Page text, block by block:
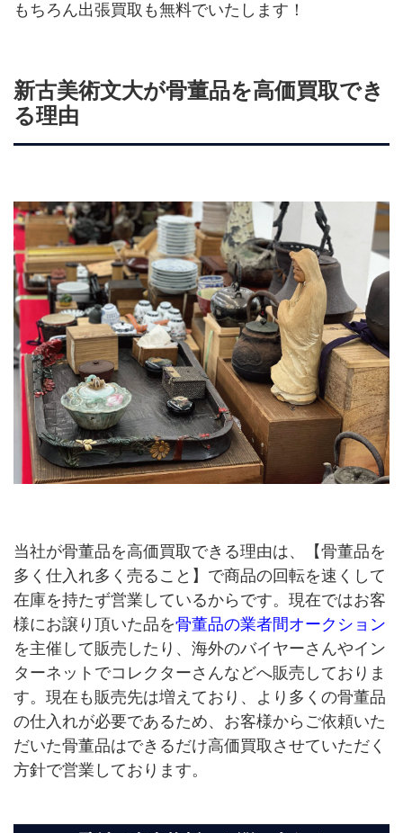
もちろん出張買取も無料でいたします！
新古美術文大が骨董品を高価買取でき
る理由
当社が骨董品を高価買取できる理由は、【骨董品を
多く仕入れ多く売ること】で商品の回転を速くして
在庫を持たず営業しているからです。現在ではお客
様にお譲り頂いた品を骨董品の業者間オークション
を主催して販売したり、海外のバイヤーさんやイン
ターネットでコレクターさんなどへ販売しておりま
す。現在も販売先は増えており、より多くの骨董品
の仕入れが必要であるため、お客様からご依頼いた
だいた骨董品はできるだけ高価買取させていただく
方針で営業しております。